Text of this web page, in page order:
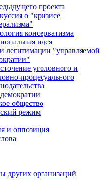
проекта
о "кризисе
консерватизма
идея
легитимации "управляемой
уголовного и
процесуального
общество
режим
и оппозиция
других организаций